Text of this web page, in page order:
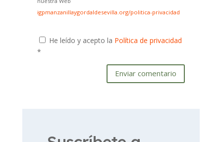
igpmanzanillaygordaldesevilla.org/politica-privacidad
He leído y acepto la Política de privacidad
*
Enviar comentario